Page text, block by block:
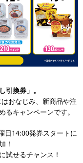
引換券」。
おなじみ、新商品や注
るキャンペーンです。
日14:00発券スタートに
！
試せるチャンス！